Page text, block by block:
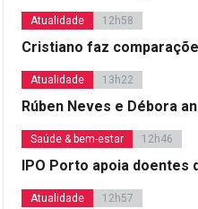
Atualidade 12h58
Cristiano faz
Atualidade 13h22
Rúben Neves e Débora
Saúde & bem-estar 12h46
IPO Porto apoia
Atualidade 12h57